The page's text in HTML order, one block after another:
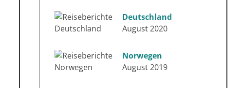
Deutschland
August 2020
Norwegen
August 2019